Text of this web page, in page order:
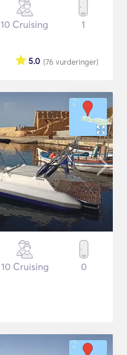
10 Cruising 1
(76 vurderinger)
5.0
10 Cruising 0